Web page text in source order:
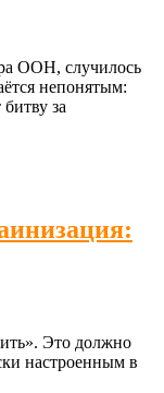
ООН, случилось
непонятым:
за
Это должно
настроенным в